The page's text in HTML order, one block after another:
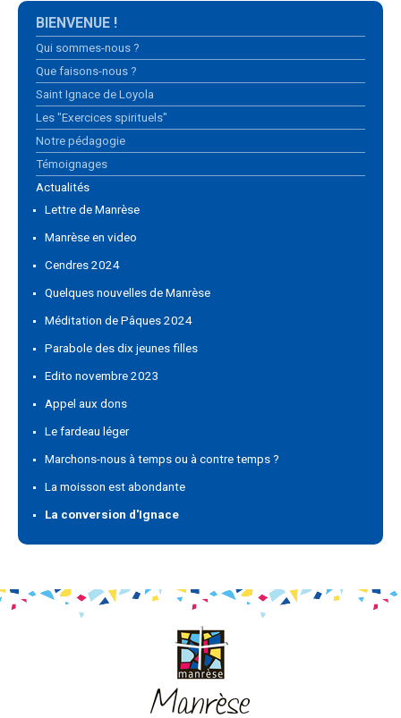
Navigation
BIENVENUE !
Qui sommes-nous ?
Que faisons-nous ?
Saint Ignace de Loyola
Les "Exercices spirituels"
Notre pédagogie
Témoignages
Actualités
Lettre de Manrèse
Manrèse en video
Cendres 2024
Quelques nouvelles de Manrèse
Méditation de Pâques 2024
Parabole des dix jeunes filles
Edito novembre 2023
Appel aux dons
Le fardeau léger
Marchons-nous à temps ou à contre temps ?
La moisson est abondante
La conversion d'Ignace